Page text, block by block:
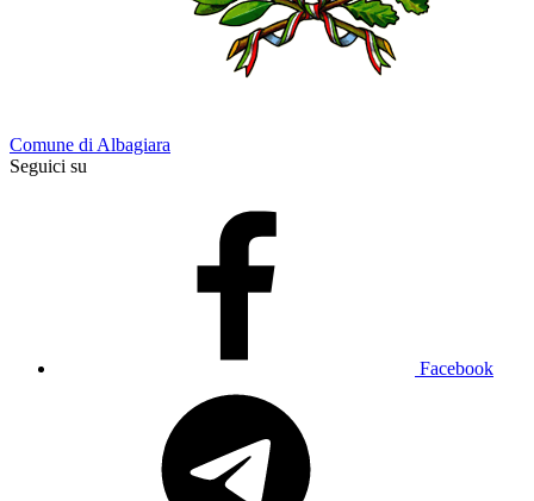
Comune di Albagiara
Seguici su
Facebook